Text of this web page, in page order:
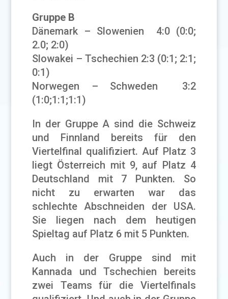
Gruppe B
Dänemark – Slowenien 4:0 (0:0;
2.0; 2:0)
Slowakei – Tschechien 2:3 (0:1; 2:1;
0:1)
Norwegen – Schweden 3:2
(1:0;1:1;1:1)
In der Gruppe A sind die Schweiz
und Finnland bereits für den
Viertelfinal qualifiziert. Auf Platz 3
liegt Österreich mit 9, auf Platz 4
Deutschland mit 7 Punkten. So
nicht zu erwarten war das
schlechte Abschneiden der USA.
Sie liegen nach dem heutigen
Spieltag auf Platz 6 mit 5 Punkten.
Auch in der Gruppe sind mit
Kannada und Tschechien bereits
zwei Teams für die Viertelfinals